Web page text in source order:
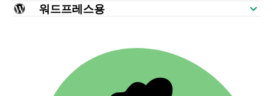
키워드 아이디어 (실시간 데이터)
연관 키워드
HTTP 요청
웹사이트 크롤러
가장 많이 연결된 페이지
끊어진 백링크
키워드 순위 확인기
워드프레스용
다중 워드프레스 테마